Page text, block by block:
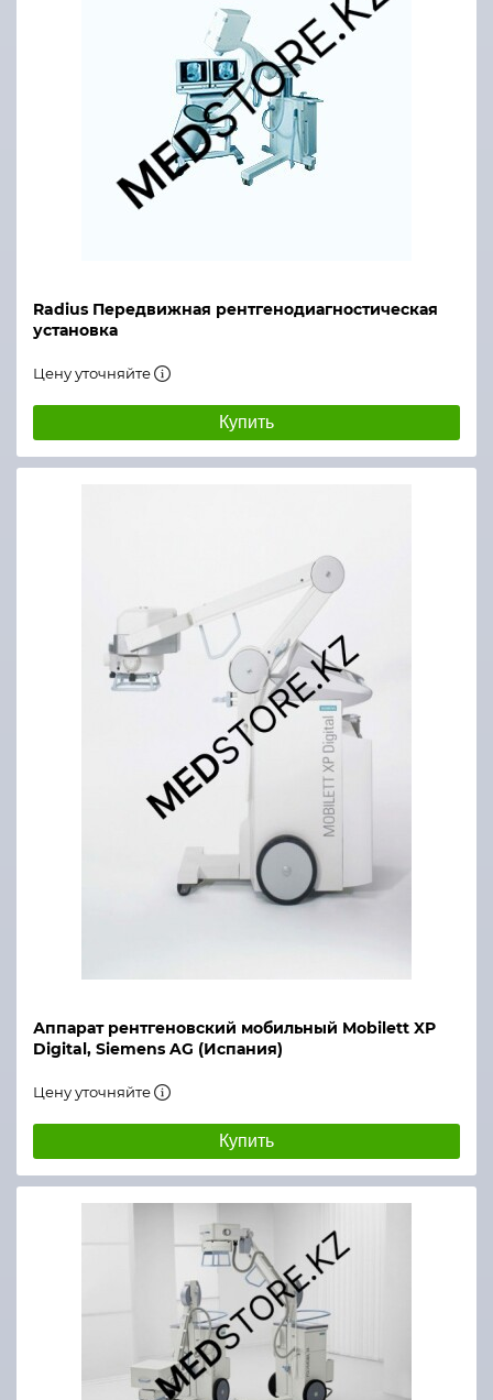
Radius Передвижная рентгенодиагностическая
установка
Цену уточняйте
Купить
Аппарат рентгеновский мобильный Mobilett XP
Digital, Siemens AG (Испания)
Цену уточняйте
Купить